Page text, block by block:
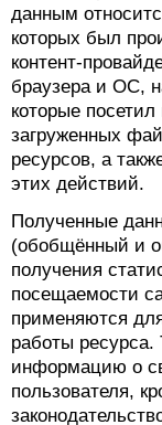
данным
которых был
контент-
браузера и ОС,
которые
загруженных
ресурсов, а
этих действий.
Полученные
(обобщённый и
получения
посещаемости
применяются
работы ресурса.
информацию о
пользователя,